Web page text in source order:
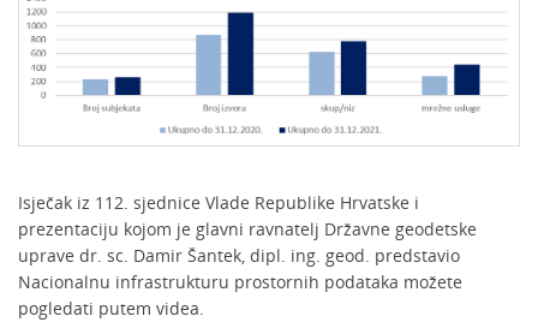
Isječak iz 112. sjednice Vlade Republike Hrvatske i
prezentaciju kojom je glavni ravnatelj Državne geodetske
uprave dr. sc. Damir Šantek, dipl. ing. geod. predstavio
Nacionalnu infrastrukturu prostornih podataka možete
pogledati putem videa.